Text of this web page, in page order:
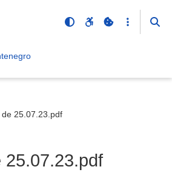
25.07.23.pdf
25.07.23.pdf